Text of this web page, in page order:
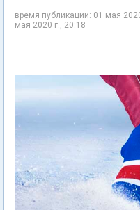
время публикации: 01 мая
мая 2020 г., 20:18